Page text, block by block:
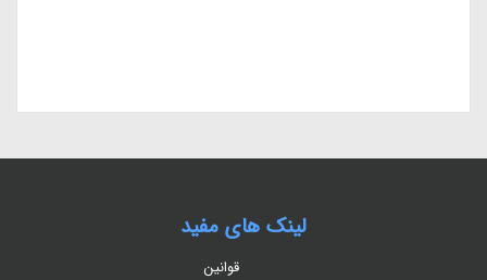
لینک های مفید
قوانین